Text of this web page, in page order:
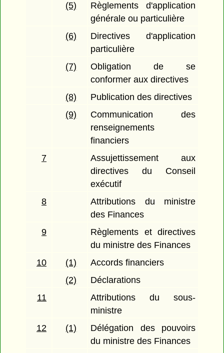
(5)
Règlements d'application
générale ou particulière
(6)
Directives d'application
particulière
(7)
Obligation de se
conformer aux directives
(8)
Publication des directives
(9)
Communication des
renseignements
financiers
7
Assujettissement aux
directives du Conseil
exécutif
8
Attributions du ministre
des Finances
9
Règlements et directives
du ministre des Finances
10
(1)
Accords financiers
(2)
Déclarations
11
Attributions du sous-
ministre
12
(1)
Délégation des pouvoirs
du ministre des Finances